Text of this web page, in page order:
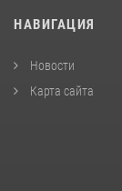
НАВИГАЦИЯ
Новости
Карта сайта